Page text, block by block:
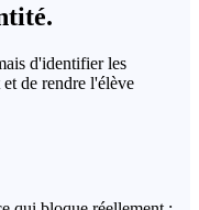
d'identifier les
de rendre l'élève